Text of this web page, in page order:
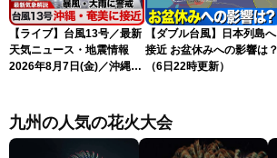
【ライブ】台風13号／最新
天気ニュース・地震情報
2026年8月7日(金)／沖縄・
スLiVEモーニング・松本真
央／有賀哲夫〉
【ダブル台風】日本列島へ
接近 お盆休みへの影響は？
（6日22時更新）
九州の人気の花火大会